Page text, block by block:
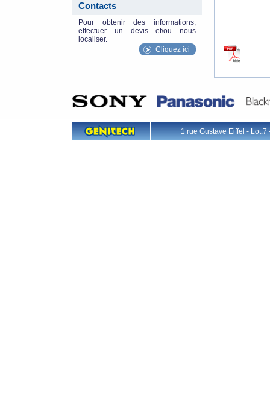
Contacts
Pour obtenir des informations,
effectuer un devis et/ou nous
localiser.
Cliquez ici
1 rue Gustave Eiffel -